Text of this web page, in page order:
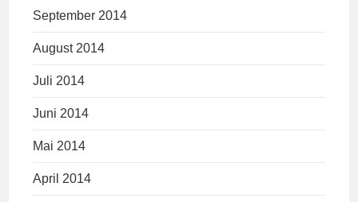
September 2014
August 2014
Juli 2014
Juni 2014
Mai 2014
April 2014